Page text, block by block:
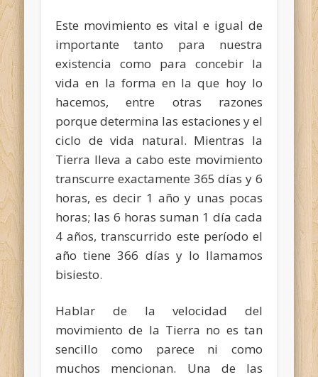
Este movimiento es vital e igual de
importante tanto para nuestra
existencia como para concebir la
vida en la forma en la que hoy lo
hacemos, entre otras razones
porque determina las estaciones y el
ciclo de vida natural. Mientras la
Tierra lleva a cabo este movimiento
transcurre exactamente 365 días y 6
horas, es decir 1 año y unas pocas
horas; las 6 horas suman 1 día cada
4 años, transcurrido este período el
año tiene 366 días y lo llamamos
bisiesto.
Hablar de la velocidad del
movimiento de la Tierra no es tan
sencillo como parece ni como
muchos mencionan. Una de las